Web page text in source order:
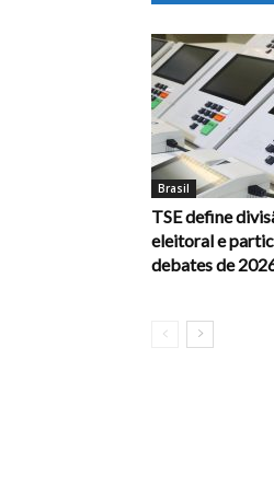
Brasil
TSE define
eleitoral e
debates de